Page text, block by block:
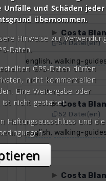
Costa
54 Datei(en)
english, walking-guides
Costa
52 Datei(en)
english, walking-guides
Costa
und Schäden jeder
übernommen.
Hinweise zur
Daten.
GPS-Daten dürfen
nicht kommerziellen
Eine Weitergabe oder
ist nicht gestattet.
Haftungsausschluss und die